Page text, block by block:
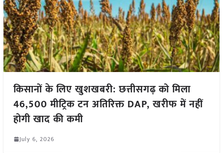
किसानों के लिए खुशखबरी: छत्तीसगढ़ को मिला
46,500 मीट्रिक टन अतिरिक्त DAP, खरीफ में नहीं
होगी खाद की कमी
July 6, 2026